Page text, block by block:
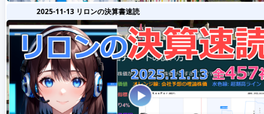
2025-11-13 リロンの決算書速読